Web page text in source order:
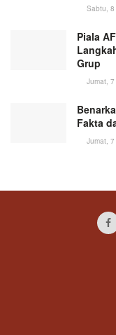
Sabtu,
Piala
Grup
Jumat,
Fakta
Jumat,